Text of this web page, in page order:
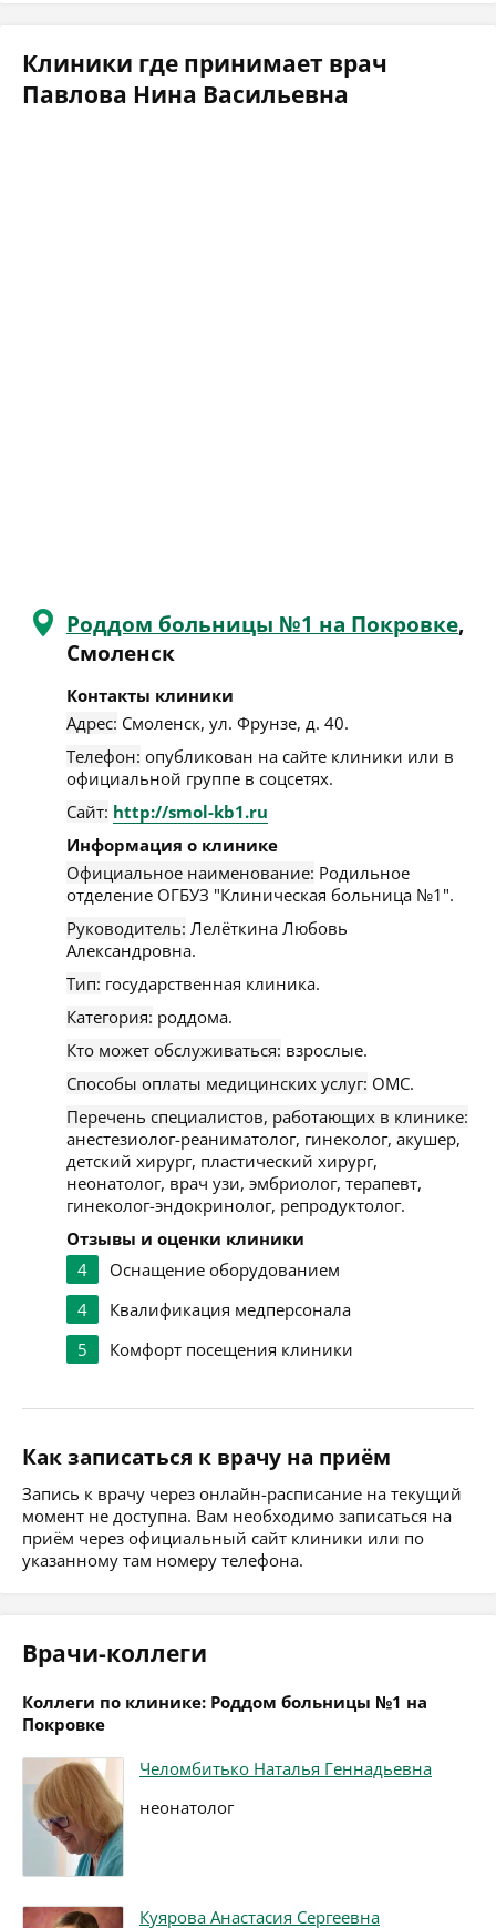
Клиники где принимает врач
Павлова Нина Васильевна
Роддом больницы №1 на Покровке,
Смоленск
Контакты клиники
Адрес: Смоленск, ул. Фрунзе, д. 40.
Телефон: опубликован на сайте клиники или в
официальной группе в соцсетях.
Сайт: http://smol-kb1.ru
Информация о клинике
Официальное наименование: Родильное
отделение ОГБУЗ "Клиническая больница №1".
Руководитель: Лелёткина Любовь
Александровна.
Тип: государственная клиника.
Категория: роддома.
Кто может обслуживаться: взрослые.
Способы оплаты медицинских услуг: ОМС.
Перечень специалистов, работающих в клинике:
анестезиолог-реаниматолог, гинеколог, акушер,
детский хирург, пластический хирург,
неонатолог, врач узи, эмбриолог, терапевт,
гинеколог-эндокринолог, репродуктолог.
Отзывы и оценки клиники
4
Оснащение оборудованием
4
Квалификация медперсонала
5
Комфорт посещения клиники
Как записаться к врачу на приём
Запись к врачу через онлайн-расписание на текущий
момент не доступна. Вам необходимо записаться на
приём через официальный сайт клиники или по
указанному там номеру телефона.
Врачи-коллеги
Коллеги по клинике: Роддом больницы №1 на
Покровке
Челомбитько Наталья Геннадьевна
неонатолог
Куярова Анастасия Сергеевна